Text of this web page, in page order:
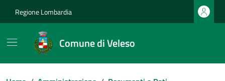
Regione Lombardia
Comune di Veleso